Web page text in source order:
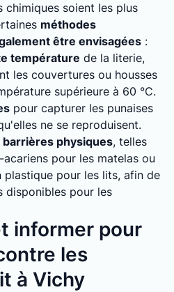
chimiques soient les plus
méthodes
être envisagées :
température de la literie,
les couvertures ou housses
supérieure à 60 °C.
pour capturer les punaises
ne se reproduisent.
barrières physiques, telles
pour les matelas ou
plastique pour les lits, afin de
disponibles pour les
informer pour
les
à Vichy